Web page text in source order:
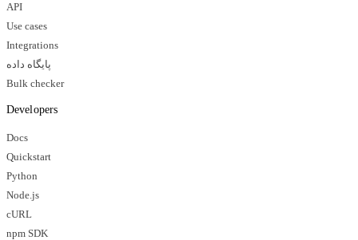
API
Use cases
Integrations
پایگاه داده
Bulk checker
Developers
Docs
Quickstart
Python
Node.js
cURL
npm SDK